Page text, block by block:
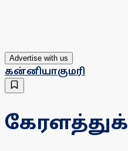
Advertise with us
கன்னியாகுமரி